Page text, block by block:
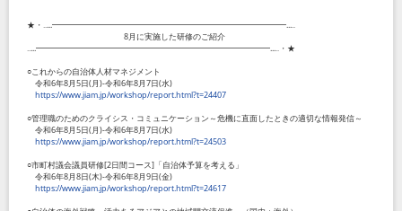
★・‥...━━━━━━━━━━━━━━━━━━━━━━━━━━━━━...‥
8月に実施した研修のご紹介
‥...━━━━━━━━━━━━━━━━━━━━━━━━━━━━━...‥・★
○これからの自治体人材マネジメント
令和6年8月5日(月)-令和6年8月7日(水)
https://www.jiam.jp/workshop/report.html?t=24407
○管理職のためのクライシス・コミュニケーション～危機に直面したときの適切な情報発信～
令和6年8月5日(月)-令和6年8月7日(水)
https://www.jiam.jp/workshop/report.html?t=24503
○市町村議会議員研修[2日間コース] 「自治体予算を考える」
令和6年8月8日(木)-令和6年8月9日(金)
https://www.jiam.jp/workshop/report.html?t=24617